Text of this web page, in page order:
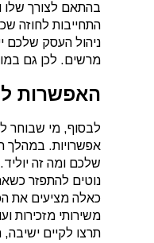
בהתאם לצורך שלו
התחייבות לחוזה
ניהול העסק שלכם
מרשים. לכן גם
האפשרות
לבסוף, מי שבוחר
אפשרויות. במהלך
שלכם ומה זה יוליד.
נוטים להתפזר
כאלה מציעים את
משירותי מזכירות
תרצו לקיים